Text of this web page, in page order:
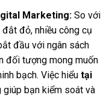
Marketing:So với
đỏ, nhiều công cụ
đầu với ngân sách
đối tượng mong muốn
bạch. Việc hiểu tại
giúp bạn kiểm soát và